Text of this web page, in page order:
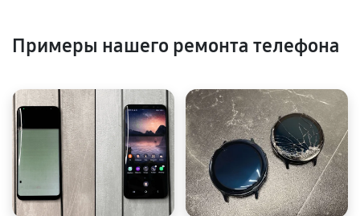
Примеры нашего ремонта телефона